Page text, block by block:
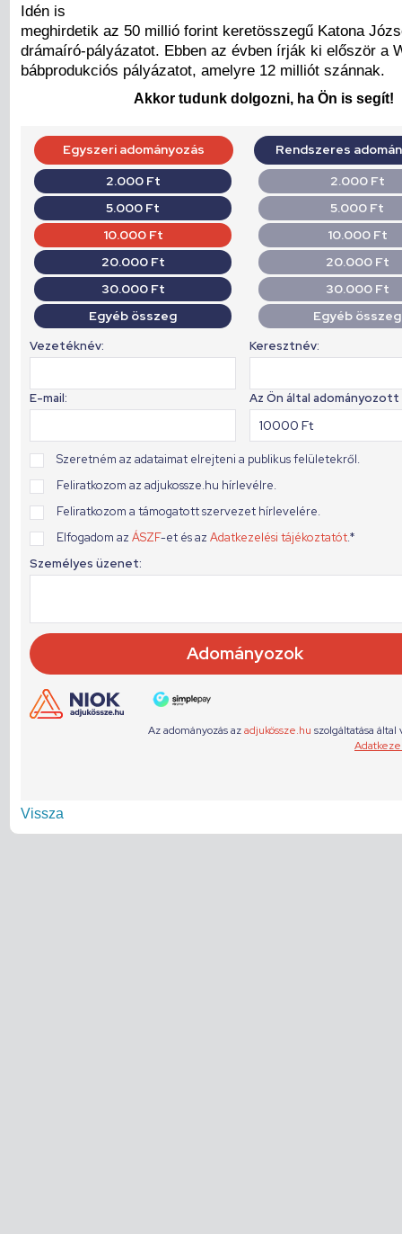
Idén is
meghirdetik az 50 millió forint keretösszegű Katona
drámaíró-pályázatot. Ebben az évben írják ki először a
bábprodukciós pályázatot, amelyre 12 milliót szánnak.
Akkor tudunk dolgozni, ha Ön is segít!
Vissza